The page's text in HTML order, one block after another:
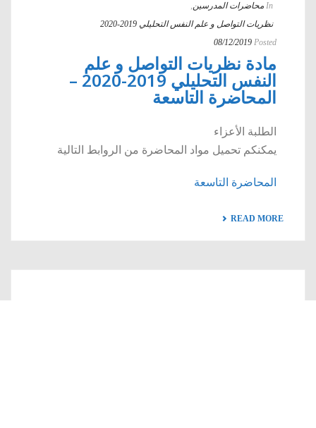
In محاضرات المدرسين,
نظريات التواصل و علم النفس التحليلي 2019-2020
Posted
08/12/2019
مادة نظريات التواصل و علم
النفس التحليلي 2019-2020 –
المحاضرة التاسعة
الطلبة الأعزاء
يمكنكم تحميل مواد المحاضرة من الروابط التالية
المحاضرة التاسعة
READ MORE